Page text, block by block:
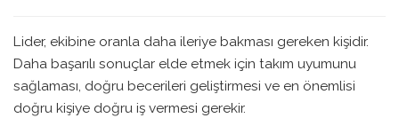
Lider, ekibine oranla daha ileriye bakması gereken kişidir.
Daha başarılı sonuçlar elde etmek için takım uyumunu
sağlaması, doğru becerileri geliştirmesi ve en önemlisi
doğru kişiye doğru iş vermesi gerekir.